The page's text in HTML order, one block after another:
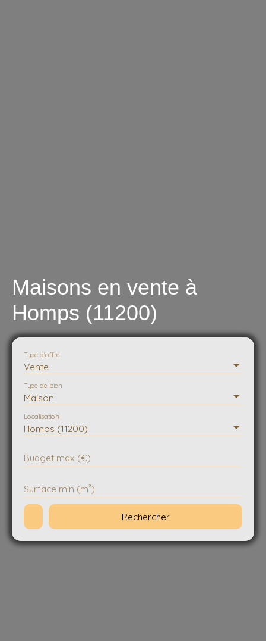
Maisons en vente à
Homps (11200)
Vente
Type d'offre
Maison
Type de bien
Homps (11200)
Localisation
Budget max (€)
Surface min (m²)
Rechercher